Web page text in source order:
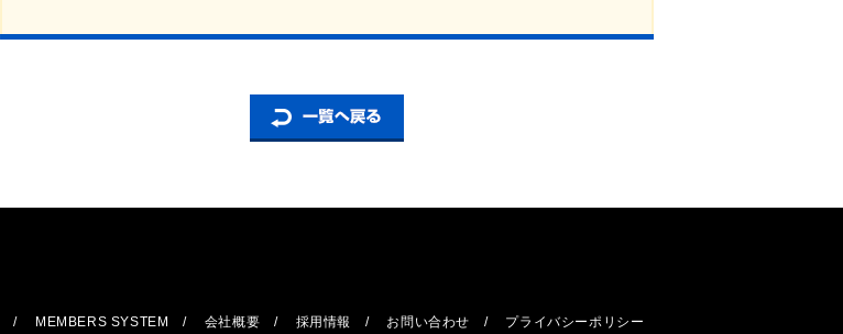
MEMBERS SYSTEM 会社概要 採用情報 お問い合わせ プライバシーポリシー